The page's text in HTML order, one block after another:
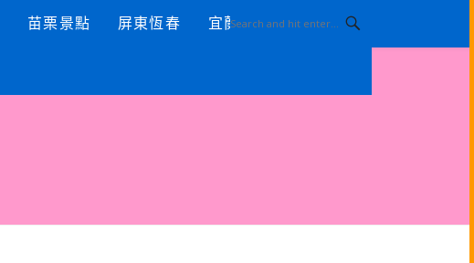
苗栗景點 屏東恆春 宜蘭景點